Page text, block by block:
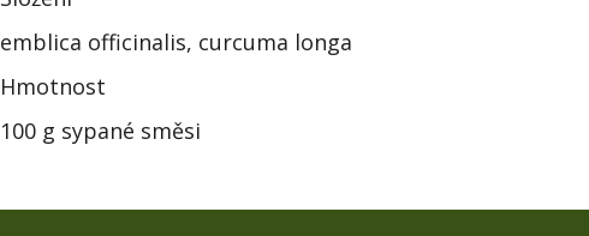
emblica officinalis, curcuma longa
Hmotnost
100 g sypané směsi